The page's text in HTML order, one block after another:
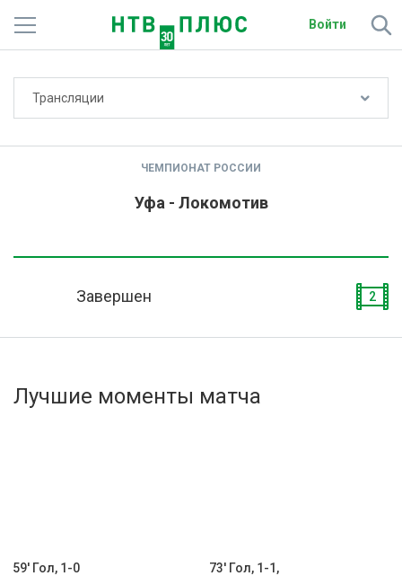
Войти
Активировать промокод
Трансляции
ЧЕМПИОНАТ РОССИИ
Уфа - Локомотив
Завершен 2
Лучшие моменты матча
59' Гол, 1-0 73' Гол, 1-1,